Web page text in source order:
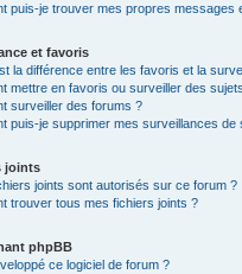
puis-je trouver mes propres messages
et favoris
la différence entre les favoris et la
mettre en favoris ou surveiller des
surveiller des forums ?
puis-je supprimer mes surveillances de
joints
joints sont autorisés sur ce forum ?
trouver tous mes fichiers joints ?
phpBB
ce logiciel de forum ?